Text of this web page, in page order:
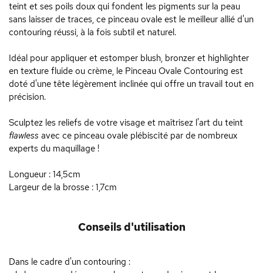
teint et ses poils doux qui fondent les pigments sur la peau
sans laisser de traces, ce pinceau ovale est le meilleur allié d'un
contouring réussi, à la fois subtil et naturel.
Idéal pour appliquer et estomper blush, bronzer et highlighter
en texture fluide ou crème, le Pinceau Ovale Contouring est
doté d'une tête légèrement inclinée qui offre un travail tout en
précision.
Sculptez les reliefs de votre visage et maîtrisez l'art du teint
flawless avec ce pinceau ovale plébiscité par de nombreux
experts du maquillage !
Longueur : 14,5cm
Largeur de la brosse : 1,7cm
Conseils d'utilisation
Dans le cadre d'un contouring :